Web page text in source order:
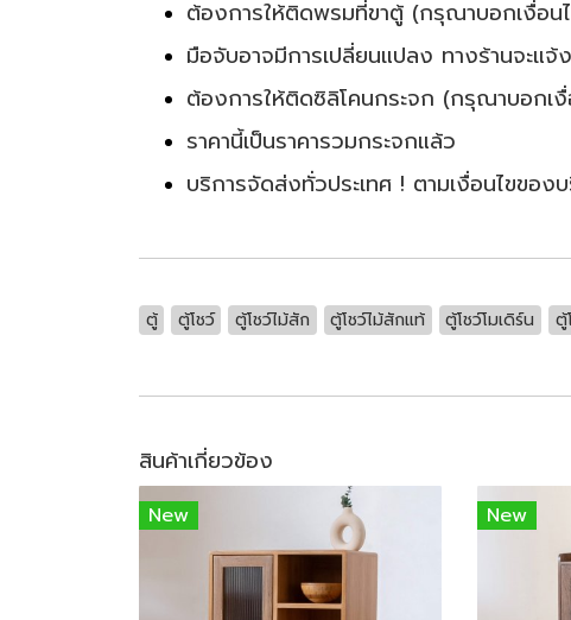
ต้องการให้ติดพรมที่ขาตู้ (กรุณาบอกเงื่อน
มือจับอาจมีการเปลี่ยนแปลง ทางร้านจะแจ้
ต้องการให้ติดซิลิโคนกระจก (กรุณาบอกเ
ราคานี้เป็นราคารวมกระจกแล้ว
บริการจัดส่งทั่วประเทศ ! ตามเงื่อนไขของ
ตู้ ตู้โชว์ ตู้โชว์ไม้สัก ตู้โชว์ไม้สักแท้ ตู้โชว์โมเดิร์น ตู้
สินค้าเกี่ยวข้อง
New New